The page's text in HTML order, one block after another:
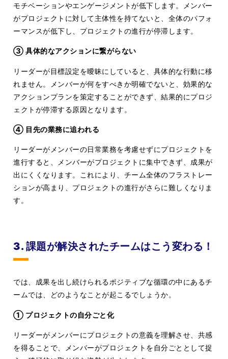
モチベーションやエンゲージメントが低下します。メンバー
がプロジェクトに対して主体性を持てないと、全体のパフォ
ーマンスが低下し、プロジェクトの進行が停滞します。
③ 具体的なアクションに繋がらない
リーダーが目標設定を曖昧にしていると、具体的な行動に移
れません。メンバーが何をすべきか明確でないと、効果的な
アクションプランを策定することができず、結果的にプロジ
ェクトが停滞する原因となります。
④ 目先の業務に追われる
リーダーがメンバーの日常業務を考慮せずにプロジェクトを
進行すると、メンバーがプロジェクトに集中できず、成果が
出にくくなります。これにより、チーム全体のフラストレー
ションが高まり、プロジェクトの進行がさらに難しくなりま
す。
3. 課題が解決されたチームはこう変わる！
では、成果を出し続けられるポジティブな循環の中にあるチ
ームでは、どのようなことが起こるでしょうか。
① プロジェクトの自分ごと化
リーダーがメンバーにプロジェクトの意義を理解させ、共感
を得ることで、メンバーがプロジェクトを自分ごととして捉